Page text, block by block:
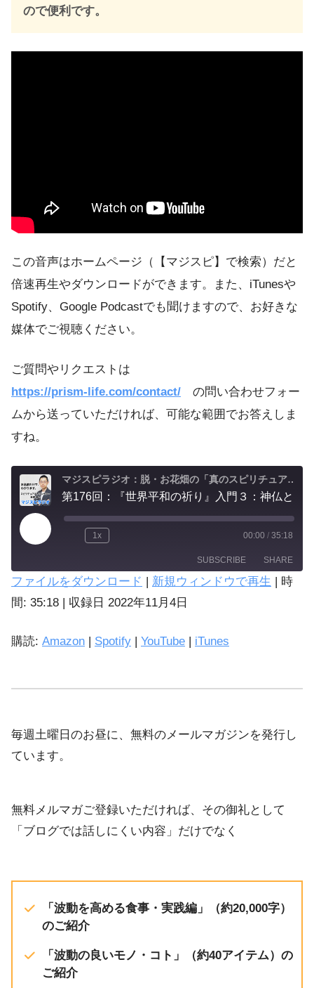
ので便利です。
この音声はホームページ（【マジスピ】で検索）だと
倍速再生やダウンロードができます。また、iTunesや
Spotify、Google Podcastでも聞けますので、お好きな
媒体でご視聴ください。
ご質問やリクエストは
https://prism-life.com/contact/ の問い合わせフォー
ムから送っていただければ、可能な範囲でお答えしま
すね。
マジスピラジオ：脱・お花畑の「真のスピリチュアル実践」
1x 00:00 / 35:18
SUBSCRIBE SHARE
Amazon Spotify
SHARE
ファイルをダウンロード | 新規ウィンドウで再生 | 時
間: 35:18 | 収録日 2022年11月4日
購読: Amazon Spotify YouTube iTunes
毎週土曜日のお昼に、無料のメールマガジンを発行し
ています。
無料メルマガご登録いただければ、その御礼として
「ブログでは話しにくい内容」だけでなく
「波動を高める食事・実践編」（約20,000字）
のご紹介
「波動の良いモノ・コト」（約40アイテム）の
ご紹介